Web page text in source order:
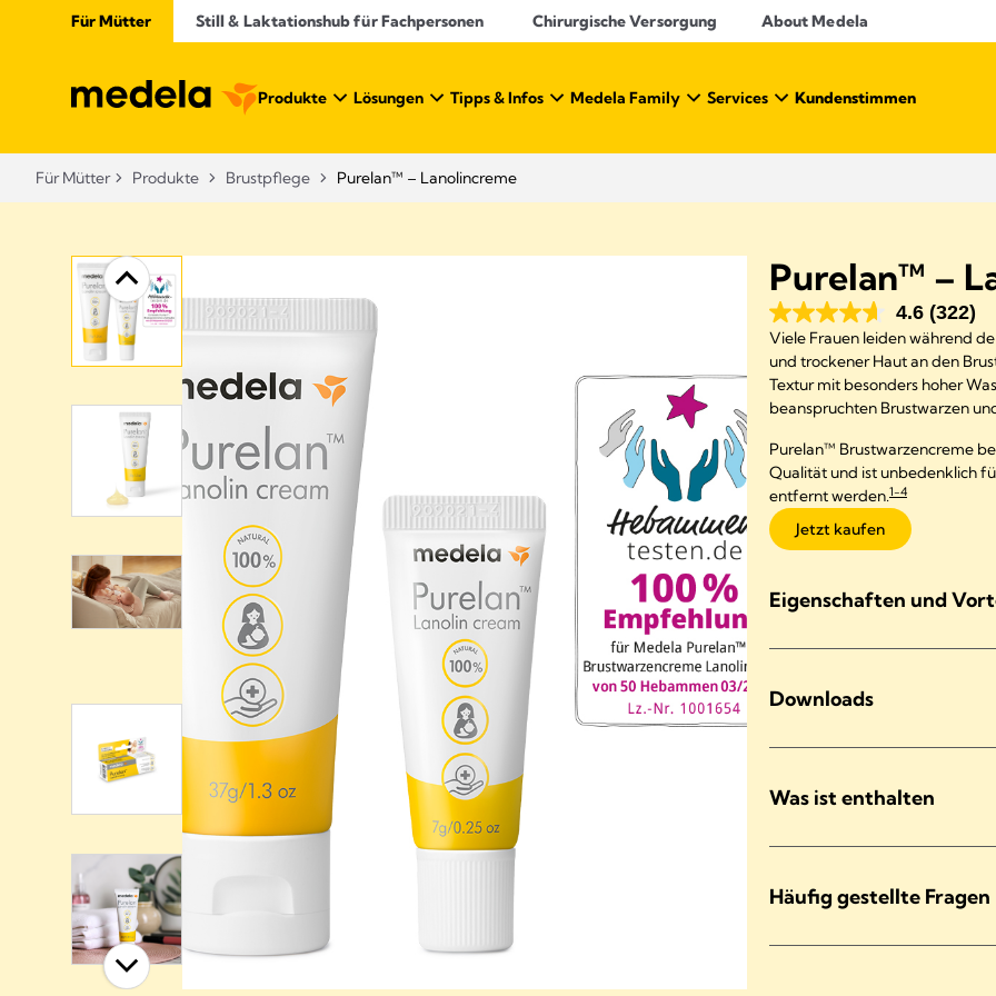
Für Mütter Still & Laktationshub für Fachpersonen Chirurgische Versorgung About Medela
Produkte Lösungen Tipps & Infos Medela Family Services Kundenstimmen
Für Mütter Produkte Brustpflege Purelan™ – Lanolincreme
Purelan™ –
4.6 (322)
Viele Frauen leiden während
und trockener Haut an den
Textur mit besonders hoher
beanspruchten Brustwarzen
Purelan™ Brustwarzencreme
Qualität und ist unbedenklich
entfernt werden.1-4
Jetzt kaufen
Eigenschaften und
Downloads
Was ist enthalten
Häufig gestellte Fragen